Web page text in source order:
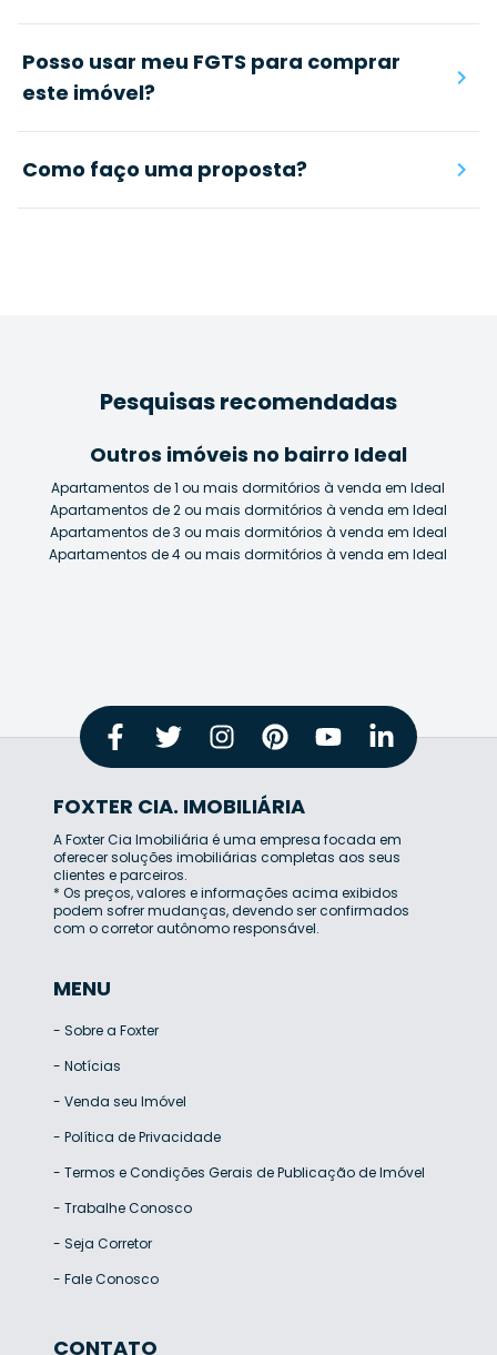
Posso usar meu FGTS para comprar
este imóvel?
Como faço uma proposta?
Pesquisas recomendadas
Outros imóveis no bairro Ideal
Apartamentos de 1 ou mais dormitórios à venda em Ideal
Apartamentos de 2 ou mais dormitórios à venda em Ideal
Apartamentos de 3 ou mais dormitórios à venda em Ideal
Apartamentos de 4 ou mais dormitórios à venda em Ideal
FOXTER CIA. IMOBILIÁRIA
A Foxter Cia Imobiliária é uma empresa focada em
oferecer soluções imobiliárias completas aos seus
clientes e parceiros.
* Os preços, valores e informações acima exibidos
podem sofrer mudanças, devendo ser confirmados
com o corretor autônomo responsável.
MENU
- Sobre a Foxter
- Notícias
- Venda seu Imóvel
- Política de Privacidade
- Termos e Condições Gerais de Publicação de Imóvel
- Trabalhe Conosco
- Seja Corretor
- Fale Conosco
CONTATO